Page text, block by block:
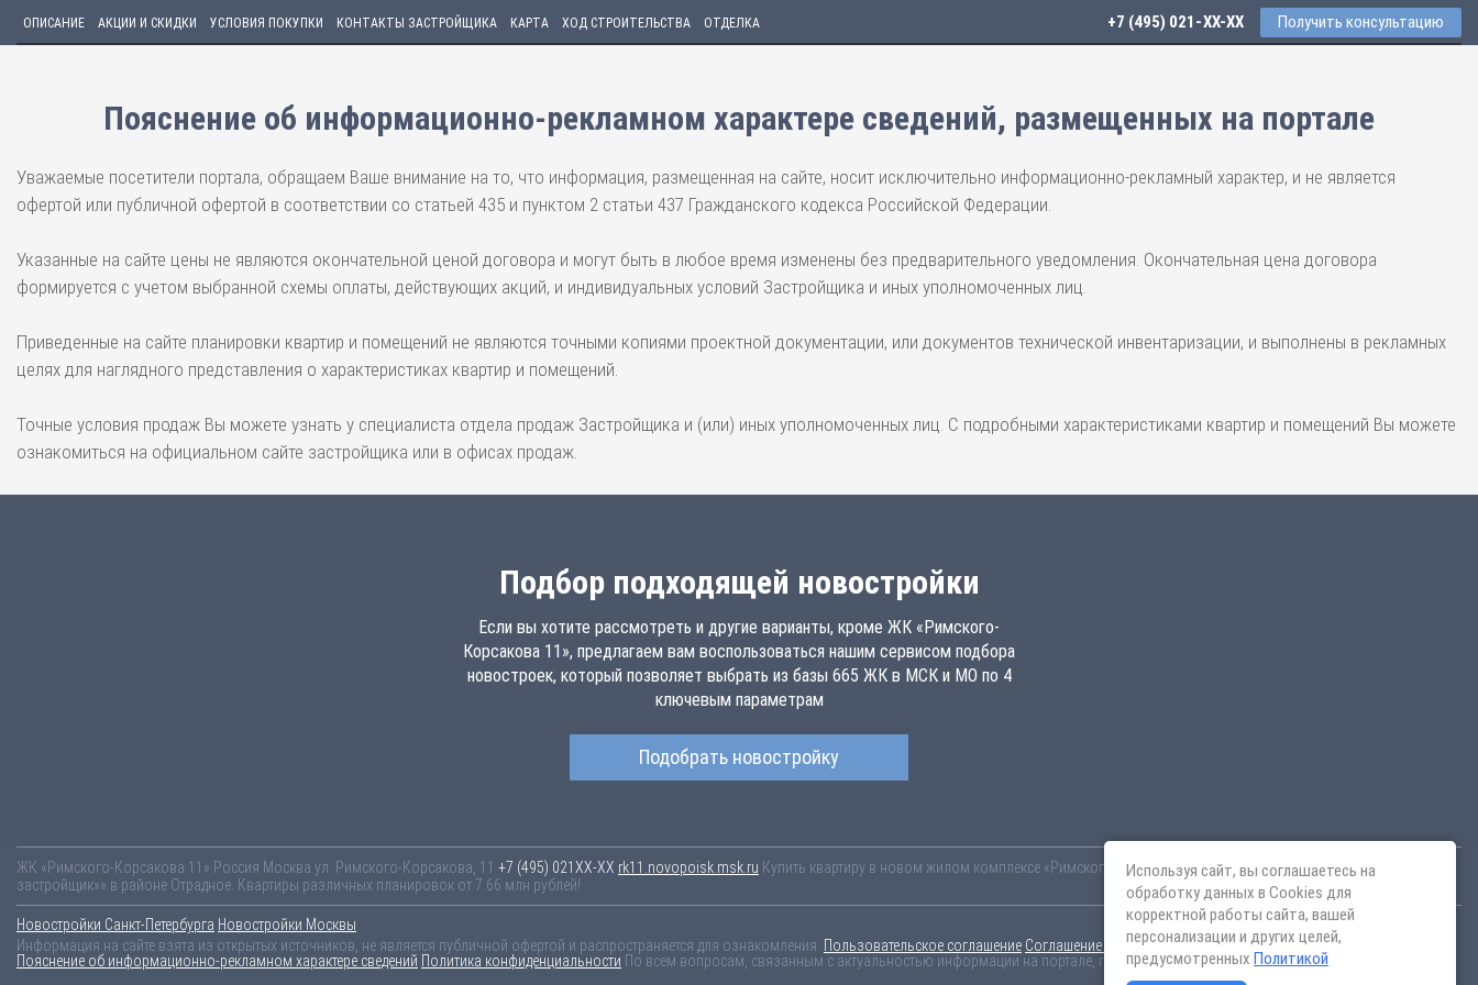
ОПИСАНИЕ АКЦИИ И СКИДКИ УСЛОВИЯ ПОКУПКИ КОНТАКТЫ ЗАСТРОЙЩИКА КАРТА ХОД СТРОИТЕЛЬСТВА ОТДЕЛКА +7 (495) 021-41-76 Получить консультацию
Пояснение об информационно-рекламном характере сведений, размещенных на портале
Уважаемые посетители портала, обращаем Ваше внимание на то, что информация, размещенная на сайте, носит исключительно информационно-рекламный характер, и не является
офертой или публичной офертой в соответствии со статьей 435 и пунктом 2 статьи 437 Гражданского кодекса Российской Федерации.
Указанные на сайте цены не являются окончательной ценой договора и могут быть в любое время изменены без предварительного уведомления. Окончательная цена договора
формируется с учетом выбранной схемы оплаты, действующих акций, и индивидуальных условий Застройщика и иных уполномоченных лиц.
Приведенные на сайте планировки квартир и помещений не являются точными копиями проектной документации, или документов технической инвентаризации, и выполнены в рекламных
целях для наглядного представления о характеристиках квартир и помещений.
Точные условия продаж Вы можете узнать у специалиста отдела продаж Застройщика и (или) иных уполномоченных лиц. С подробными характеристиками квартир и помещений Вы можете
ознакомиться на официальном сайте застройщика или в офисах продаж.
Подбор подходящей новостройки
Если вы хотите рассмотреть и другие варианты, кроме ЖК «Римского-
Корсакова 11», предлагаем вам воспользоваться нашим сервисом подбора
новостроек, который позволяет выбрать из базы 665 ЖК в МСК и МО по 4
ключевым параметрам
Подобрать новостройку
ЖК «Римского-Корсакова 11» Россия Москва ул. Римского-Корсакова, 11 +7 (495) 021-41-76 rk11.novopoisk.msk.ru Купить квартиру в новом жилом комплексе «Римского-Корсакова 11» от «ПАО «ПИК-специализированный
застройщик»» в районе Отрадное. Квартиры различных планировок от 7.66 млн рублей!
Новостройки Санкт-Петербурга Новостройки Москвы
Информация на сайте взята из открытых источников, не является публичной офертой и распространяется для ознакомления. Пользовательское соглашение Соглашение о размещении
Пояснение об информационно-рекламном характере сведений Политика конфиденциальности По всем вопросам, связанным с актуальностью информации на портале, пишите на эл.почтуcontent@novostroy-gid.ru
Используя сайт, вы соглашаетесь на
обработку данных в Cookies для
корректной работы сайта, вашей
персонализации и других целей,
предусмотренных Политикой